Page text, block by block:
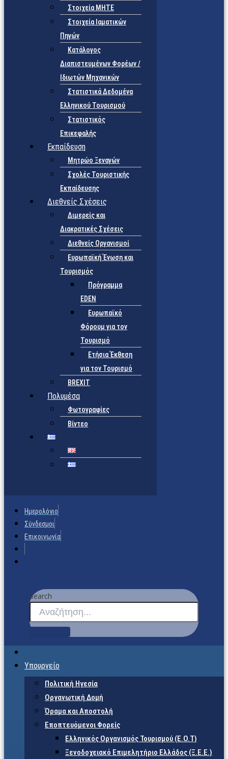
Στοιχεία ΜΗΤΕ
Στοιχεία Ιαματικών
Πηγών
Κατάλογος
Διαπιστευμένων Φορέων /
Ιδιωτών Μηχανικών
Στατιστικά Δεδομένα
Ελληνικού Τουρισμού
Στατιστικός
Επικεφαλής
Εκπαίδευση
Μητρώο Ξεναγών
Σχολές Τουριστικής
Εκπαίδευσης
Διεθνείς Σχέσεις
Διμερείς και
Διακρατικές Σχέσεις
Διεθνείς Οργανισμοί
Ευρωπαϊκή Ένωση και
Τουρισμός
Πρόγραμμα
EDEN
Ευρωπαϊκό
Φόρουμ για τον
Τουρισμό
Ετήσια Έκθεση
για τον Τουρισμό
BREXIT
Πολυμέσα
Φωτογραφίες
Βίντεο
Ημερολόγιο
Σύνδεσμοι
Επικοινωνία
Search
Υπουργείο
Πολιτική Ηγεσία
Οργανωτική Δομή
Όραμα και Αποστολή
Εποπτευόμενοι Φορείς
Eλληνικός Οργανισμός Τουρισμού (Ε.Ο.Τ)
Ξενοδοχειακό Επιμελητήριο Ελλάδος (Ξ.Ε.Ε.)